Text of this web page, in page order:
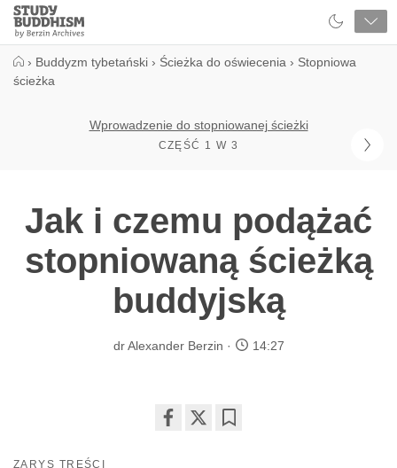
Close
Study
Buddhism
› Buddyzm tybetański › Ścieżka do oświecenia › Stopniowa
ścieżka
Wprowadzenie do stopniowanej ścieżki
CZĘŚĆ 1 W 3
Jak i czemu podążać
stopniowaną ścieżką
buddyjską
dr Alexander Berzin 14:27
ZARYS TREŚCI